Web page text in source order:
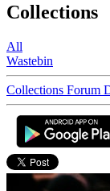
Collections
All
Wastebin
Collections Forum